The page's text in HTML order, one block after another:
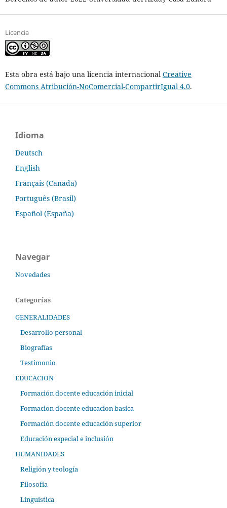
Licencia
Esta obra está bajo una licencia internacional Creative
Commons Atribución-NoComercial-CompartirIgual 4.0.
Idioma
Deutsch
English
Français (Canada)
Português (Brasil)
Español (España)
Navegar
Novedades
Categorías
GENERALIDADES
Desarrollo personal
Biografías
Testimonio
EDUCACION
Formación docente educación inicial
Formacion docente educacion basica
Formación docente educación superior
Educación especial e inclusión
HUMANIDADES
Religión y teología
Filosofía
Linguistica